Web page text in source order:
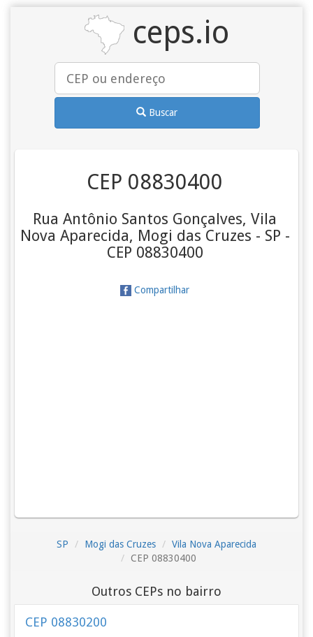
ceps.io
Buscar
CEP 08830400
Rua Antônio Santos Gonçalves, Vila
Nova Aparecida, Mogi das Cruzes - SP -
CEP 08830400
Compartilhar
SP Mogi das Cruzes
Vila Nova Aparecida
CEP 08830400
Outros CEPs no bairro
CEP 08830200